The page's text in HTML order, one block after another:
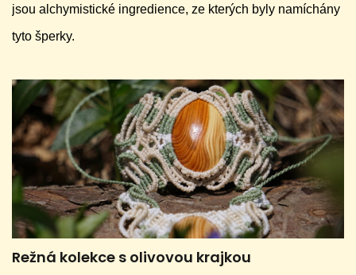
jsou alchymistické ingredience, ze kterých byly namíchány
tyto šperky.
Režná kolekce s olivovou krajkou